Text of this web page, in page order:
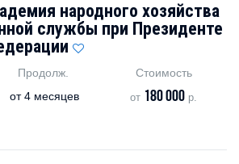
народного хозяйства
службы при Президенте
Продолж.
от4 месяцев
Стоимость
от 180 000 р.